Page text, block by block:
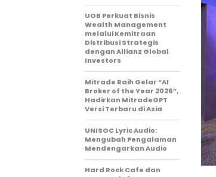
UOB Perkuat Bisnis
Wealth Management
melalui Kemitraan
Distribusi Strategis
dengan Allianz Global
Investors
Mitrade Raih Gelar “AI
Broker of the Year 2026”,
Hadirkan MitradeGPT
Versi Terbaru di Asia
UNISOC Lyric Audio:
Mengubah Pengalaman
Mendengarkan Audio
Hard Rock Cafe dan